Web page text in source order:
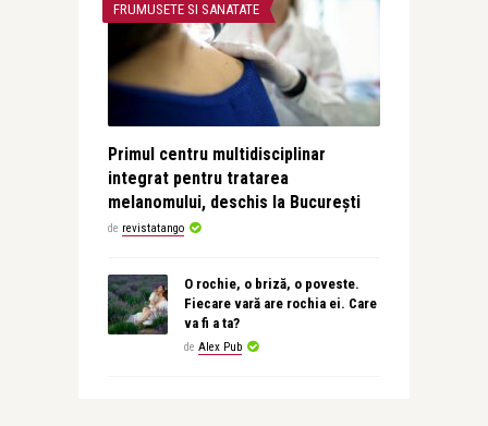
FRUMUSETE SI SANATATE
Primul centru multidisciplinar
integrat pentru tratarea
melanomului, deschis la București
de revistatango
O rochie, o briză, o poveste.
Fiecare vară are rochia ei. Care
va fi a ta?
de Alex Pub